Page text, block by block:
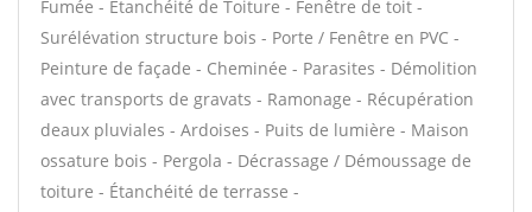
Fumée - Étanchéité de Toiture - Fenêtre de toit -
Surélévation structure bois - Porte / Fenêtre en PVC -
Peinture de façade - Cheminée - Parasites - Démolition
avec transports de gravats - Ramonage - Récupération
deaux pluviales - Ardoises - Puits de lumière - Maison
ossature bois - Pergola - Décrassage / Démoussage de
toiture - Étanchéité de terrasse -